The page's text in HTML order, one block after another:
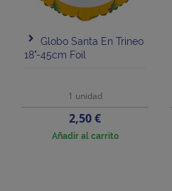
Globo Santa En Trineo
18"-45cm Foil
1 unidad
Precio
2,50 €
Añadir al carrito